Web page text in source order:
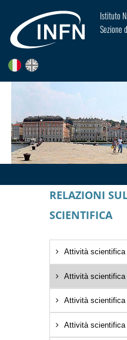
Istituto
Sezione
RELAZIONI
SCIENTIFICA
Attività scientifica
Attività scientifica
Attività scientifica
Attività scientifica